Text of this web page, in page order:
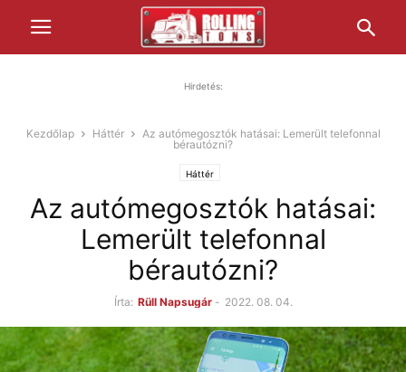
Hirdetés:
Kezdőlap Háttér
Az autómegosztók hatásai: Lemerült telefonnal
bérautózni?
Háttér
Az autómegosztók hatásai:
Lemerült telefonnal
bérautózni?
Írta: Rüll Napsugár - 2022. 08. 04.